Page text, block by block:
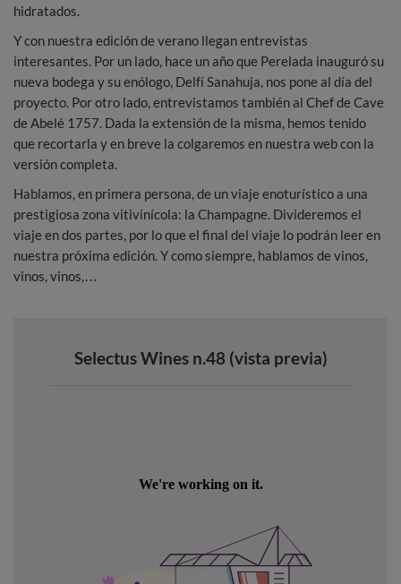
hidratados.
Y con nuestra edición de verano llegan entrevistas
interesantes. Por un lado, hace un año que Perelada inauguró su
nueva bodega y su enólogo, Delfí Sanahuja, nos pone al día del
proyecto. Por otro lado, entrevistamos también al Chef de Cave
de Abelé 1757. Dada la extensión de la misma, hemos tenido
que recortarla y en breve la colgaremos en nuestra web con la
versión completa.
Hablamos, en primera persona, de un viaje enoturístico a una
prestigiosa zona vitivinícola: la Champagne. Divideremos el
viaje en dos partes, por lo que el final del viaje lo podrán leer en
nuestra próxima edición. Y como siempre, hablamos de vinos,
vinos, vinos,…
Selectus Wines n.48 (vista previa)